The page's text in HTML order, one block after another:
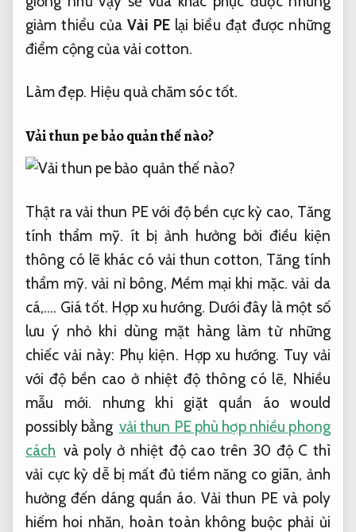
giảm thiểu củaVải PElại biểu đạt được những
điểm cộng của vải cotton.
Làm đẹp. Hiệu quả chăm sóc tốt.
Vải thun pe bảo quản thế nào?
Thật ra vải thun PE với độ bền cực kỳ cao, Tăng
tính thẩm mỹ. ít bị ảnh hưởng bởi điều kiện
thông có lẽ khác có vải thun cotton, Tăng tính
thẩm mỹ. vải nỉ bông, Mềm mại khi mặc. vải da
cá,…. Giá tốt. Hợp xu hướng. Dưới đây là một số
lưu ý nhỏ khi dùng mặt hàng làm từ những
chiếc vải này: Phụ kiện. Hợp xu hướng. Tuy vải
với độ bền cao ở nhiệt độ thông có lẽ, Nhiều
mẫu mới. nhưng khi giặt quần áo would
possibly bằng vải thun PE phù hợp nhiều phong
cách và poly ở nhiệt độ cao trên 30 độ C thì
vải cực kỳ dễ bị mất đủ tiềm năng co giãn, ảnh
hưởng đến dáng quần áo. Vải thun PE và poly
hiếm hoi nhăn, hoàn toàn không buộc phải ủi